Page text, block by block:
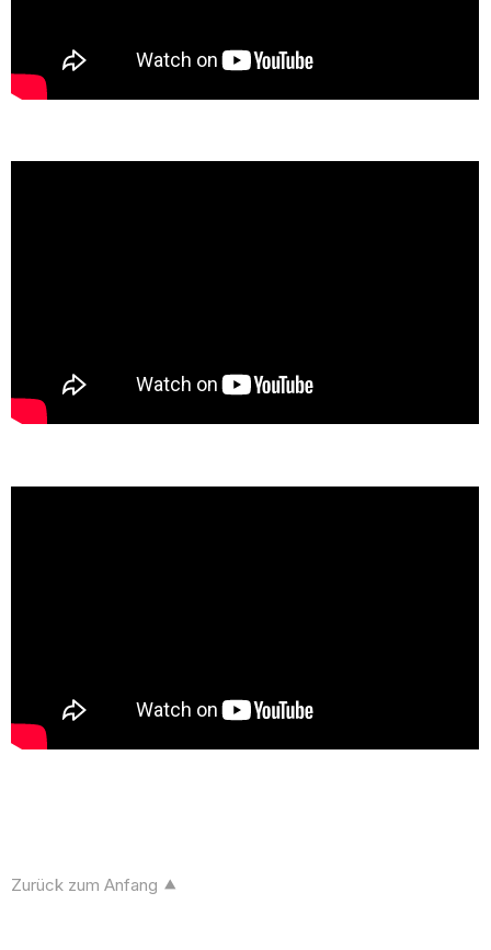
Zurück zum Anfang